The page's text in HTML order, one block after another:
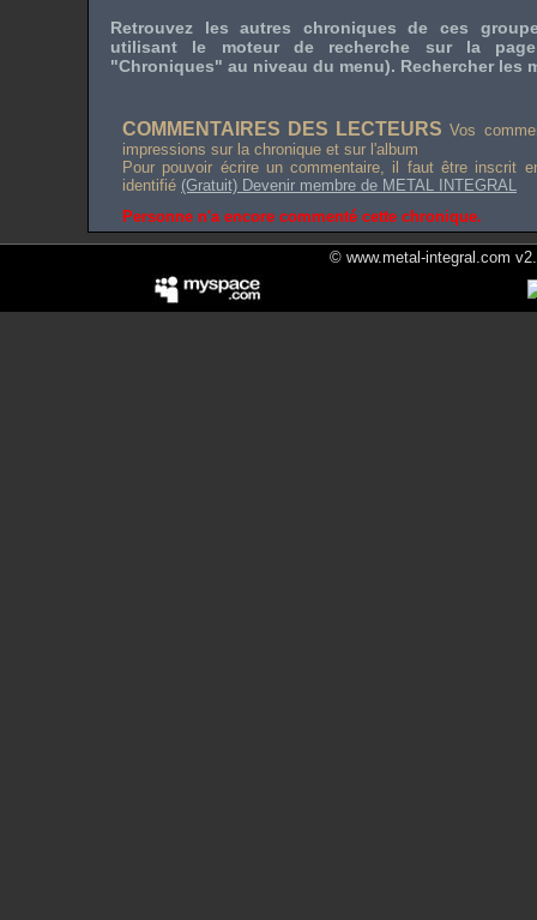
Retrouvez les autres chroniques de ces
utilisant le moteur de recherche sur la
"Chroniques" au niveau du menu). Rechercher les
COMMENTAIRES DES LECTEURS Vos
impressions sur la chronique et sur l'album
Pour pouvoir écrire un commentaire, il faut être inscrit
identifié (Gratuit) Devenir membre de METAL INTEGRAL
Personne n'a encore commenté cette chronique.
© www.metal-integral.com